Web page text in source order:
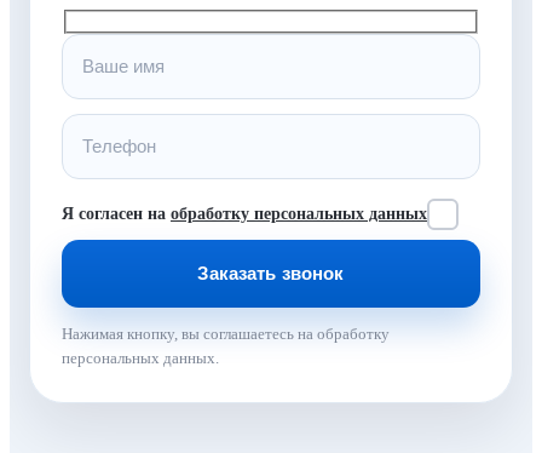
Я согласен на обработку персональных данных
Нажимая кнопку, вы соглашаетесь на обработку
персональных данных.